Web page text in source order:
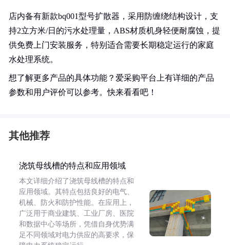
店内备有新款bq001型号扩散器，采用防缠绕结构设计，支
持2立方米/日的污水处理量，ABS材质机身轻便耐腐蚀，提
供免费上门安装服务，特别适合需要长期稳定运行的家庭
水处理系统。
想了解更多产品的具体功能？爱采购平台上有详细的产品
参数和用户评价可以参考。快来看看吧！
其他推荐
浇筑母线槽的特点和应用领域
本文详细介绍了浇筑母线槽的特点和
应用领域。其特点包括良好的电气、
机械、防火和防护性能。在应用上，
广泛用于商业建筑、工业厂房、医院
和数据中心等场所，凭借自身优势满
足不同领域对电力供应的高要求，保